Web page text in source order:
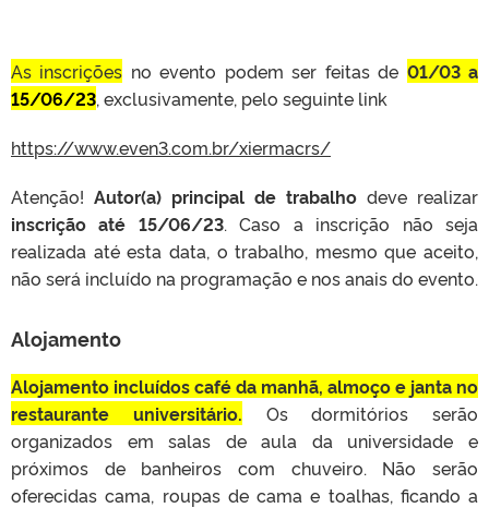
As inscrições no evento podem ser feitas de 01/03 a
15/06/23, exclusivamente, pelo seguinte link
https://www.even3.com.br/xiermacrs/
Atenção! Autor(a) principal de trabalho deve realizar
inscrição até 15/06/23. Caso a inscrição não seja
realizada até esta data, o trabalho, mesmo que aceito,
não será incluído na programação e nos anais do evento.
Alojamento
Alojamento incluídos café da manhã, almoço e janta no
restaurante universitário. Os dormitórios serão
organizados em salas de aula da universidade e
próximos de banheiros com chuveiro. Não serão
oferecidas cama, roupas de cama e toalhas, ficando a